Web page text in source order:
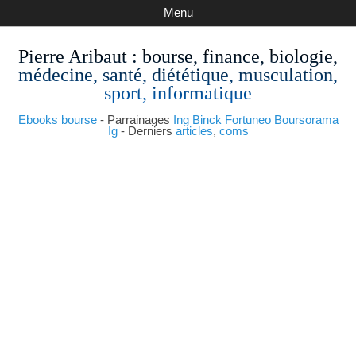
Pierre Aribaut : bourse, finance, biologie,
médecine, santé, diététique, musculation,
sport, informatique
Ebooks bourse- Parrainages Ing Binck Fortuneo Boursorama
Ig- Derniers articles, coms
Menu